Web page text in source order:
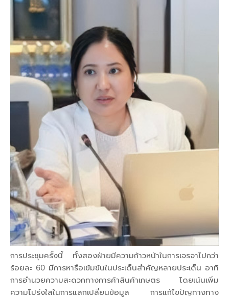
การประชุมครั้งนี้ ทั้งสองฝ่ายมีความก้าวหน้าในการเจรจาไปกว่า
ร้อยละ 60 มีการหารือเข้มข้นในประเด็นสำคัญหลายประเด็น อาทิ
การอำนวยความสะดวกทางการค้าสินค้าเกษตร โดยเน้นเพิ่ม
ความโปร่งใสในการแลกเปลี่ยนข้อมูล การแก้ไขปัญทางทาง